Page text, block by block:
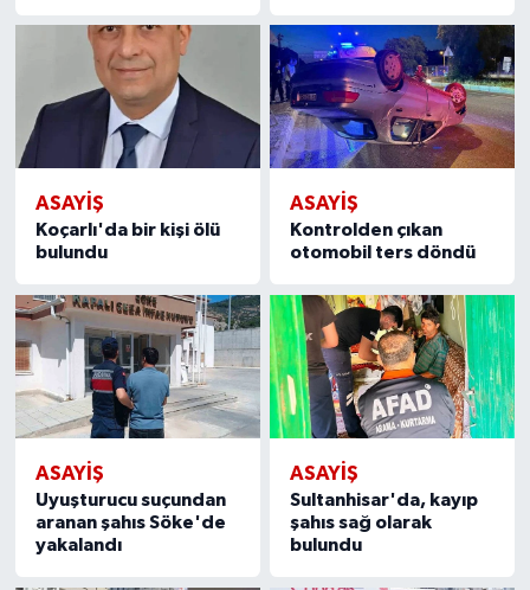
ASAYİŞ
Koçarlı'da bir kişi ölü
bulundu
ASAYİŞ
Kontrolden çıkan
otomobil ters döndü
ASAYİŞ
Uyuşturucu suçundan
aranan şahıs Söke'de
yakalandı
ASAYİŞ
Sultanhisar'da, kayıp
şahıs sağ olarak
bulundu